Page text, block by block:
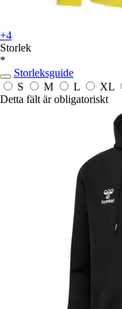
+4
Storlek
*
Storleksguide
S
M L XL
Detta fält är obligatoriskt